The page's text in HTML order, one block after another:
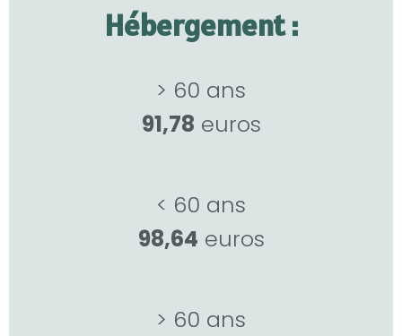
Hébergement :
> 60 ans
91,78 euros
< 60 ans
98,64 euros
> 60 ans